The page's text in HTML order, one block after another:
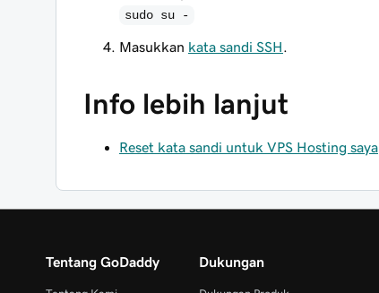
sudo su -
Masukkan kata sandi SSH
Info lebih lanjut
Reset kata sandi untuk VPS Hosting saya
Tentang GoDaddy Dukungan